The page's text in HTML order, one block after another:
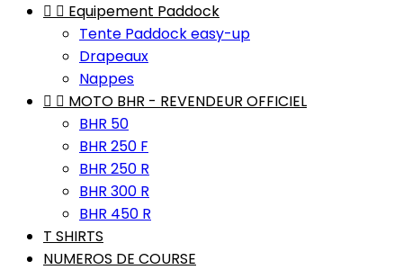
  Equipement Paddock
Tente Paddock easy-up
Drapeaux
Nappes
  MOTO BHR - REVENDEUR OFFICIEL
BHR 50
BHR 250 F
BHR 250 R
BHR 300 R
BHR 450 R
T SHIRTS
NUMEROS DE COURSE